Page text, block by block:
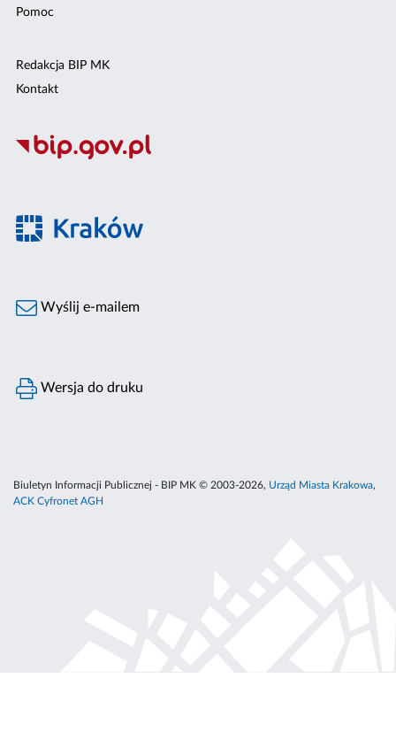
Pomoc
Redakcja BIP MK
Kontakt
Wyślij e-mailem
Wersja do druku
Biuletyn Informacji Publicznej - BIP MK © 2003-2026, Urząd Miasta Krakowa,
ACK Cyfronet AGH